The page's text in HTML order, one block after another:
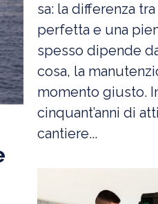
sa: la differenza
perfetta e una
spesso dipende
cosa, la
momento giusto.
cinquant’anni di
cantiere...